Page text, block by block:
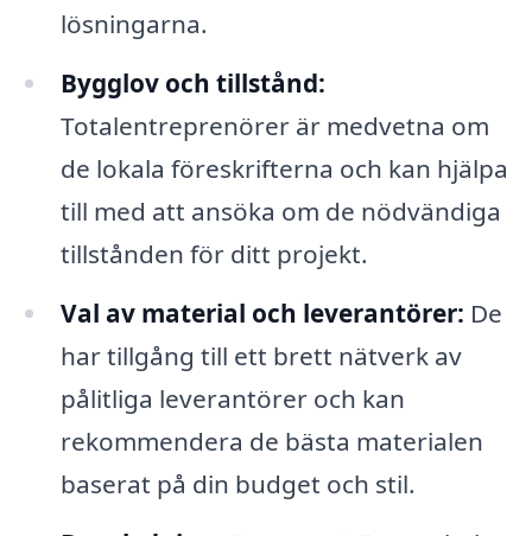
lösningarna.
Bygglov och tillstånd:
Totalentreprenörer är medvetna om
de lokala föreskrifterna och kan hjälpa
till med att ansöka om de nödvändiga
tillstånden för ditt projekt.
Val av material och leverantörer: De
har tillgång till ett brett nätverk av
pålitliga leverantörer och kan
rekommendera de bästa materialen
baserat på din budget och stil.